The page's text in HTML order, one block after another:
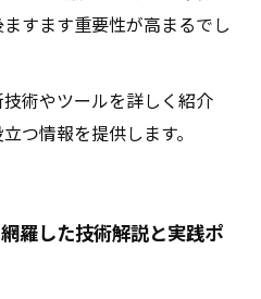
すます重要性が高まるでし
術やツールを詳しく紹介
つ情報を提供します。
羅した技術解説と実践ポ